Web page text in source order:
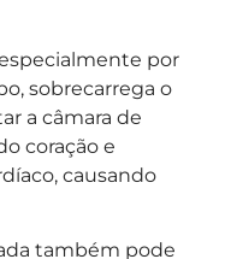
por
sobrecarrega o
a câmara de
coração e
causando
também pode